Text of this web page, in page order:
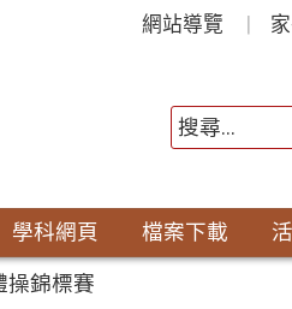
網站導覽
學科網頁 檔案下載
操錦標賽